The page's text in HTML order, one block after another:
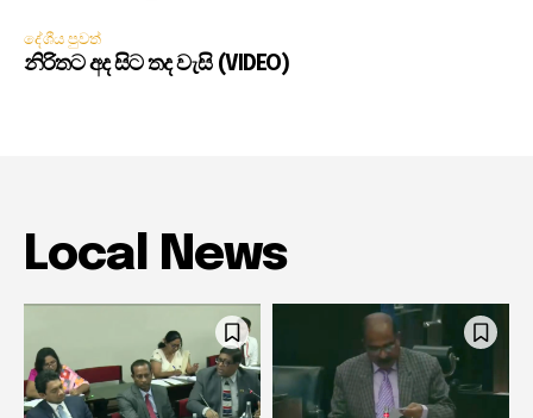
දේශීය පුවත්
නිරිතට අද සිට තද වැසි (VIDEO)
Local News